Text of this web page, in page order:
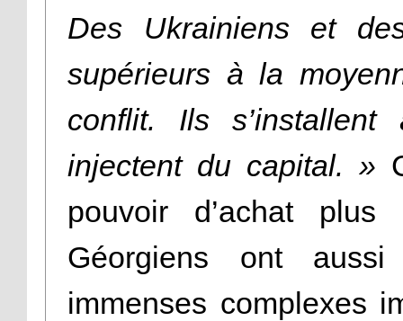
Des Ukrainiens et
supérieurs à la
conflit. Ils
injectent du capital. »
pouvoir d’achat
Géorgiens ont
immenses complexes